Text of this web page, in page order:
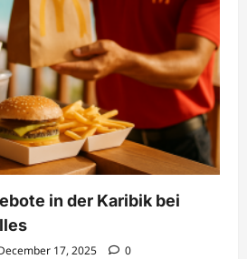
in der Karibik bei
17, 2025 0